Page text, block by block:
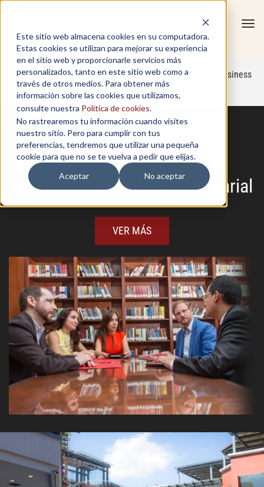
Este sitio web almacena cookies en su computadora.
Estas cookies se utilizan para mejorar su experiencia
en el sitio web y proporcionarle servicios más
personalizados, tanto en este sitio web como a
través de otros medios. Para obtener más
información sobre las cookies que utilizamos,
consulte nuestra Política de cookies.
No rastrearemos tu información cuando visites
nuestro sitio. Pero para cumplir con tus
preferencias, tendremos que utilizar una pequeña
cookie para que no se te vuelva a pedir que elijas.
Aceptar
No aceptar
Escuela de Empresas»Open programs»Consulting in business
education
Laude en Educación Empresarial
VER MÁS